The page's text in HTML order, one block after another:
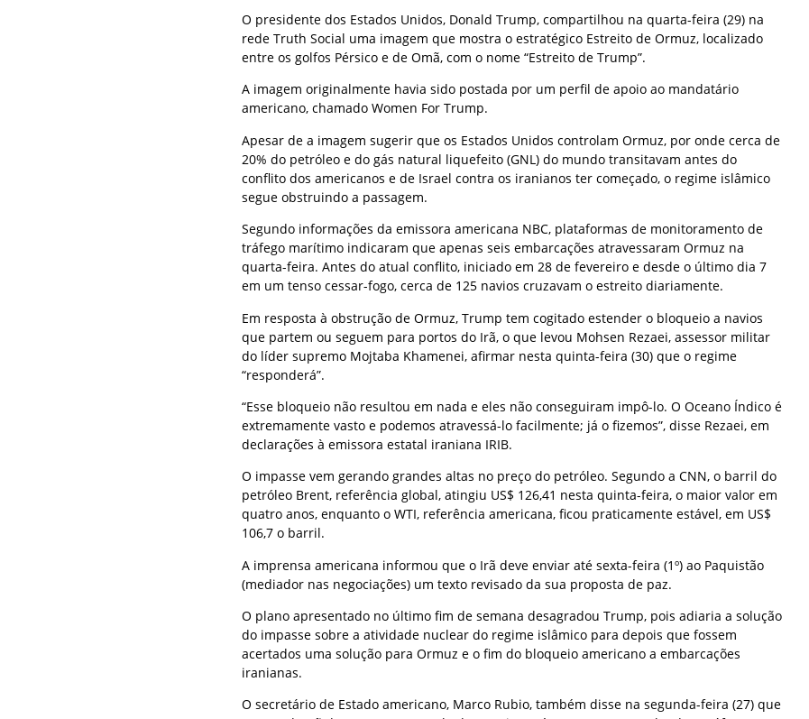
O presidente dos Estados Unidos, Donald Trump, compartilhou na quarta-feira (29) na
rede Truth Social uma imagem que mostra o estratégico Estreito de Ormuz, localizado
entre os golfos Pérsico e de Omã, com o nome “Estreito de Trump”.
A imagem originalmente havia sido postada por um perfil de apoio ao mandatário
americano, chamado Women For Trump.
Apesar de a imagem sugerir que os Estados Unidos controlam Ormuz, por onde cerca de
20% do petróleo e do gás natural liquefeito (GNL) do mundo transitavam antes do
conflito dos americanos e de Israel contra os iranianos ter começado, o regime islâmico
segue obstruindo a passagem.
Segundo informações da emissora americana NBC, plataformas de monitoramento de
tráfego marítimo indicaram que apenas seis embarcações atravessaram Ormuz na
quarta-feira. Antes do atual conflito, iniciado em 28 de fevereiro e desde o último dia 7
em um tenso cessar-fogo, cerca de 125 navios cruzavam o estreito diariamente.
Em resposta à obstrução de Ormuz, Trump tem cogitado estender o bloqueio a navios
que partem ou seguem para portos do Irã, o que levou Mohsen Rezaei, assessor militar
do líder supremo Mojtaba Khamenei, afirmar nesta quinta-feira (30) que o regime
“responderá”.
“Esse bloqueio não resultou em nada e eles não conseguiram impô-lo. O Oceano Índico é
extremamente vasto e podemos atravessá-lo facilmente; já o fizemos”, disse Rezaei, em
declarações à emissora estatal iraniana IRIB.
O impasse vem gerando grandes altas no preço do petróleo. Segundo a CNN, o barril do
petróleo Brent, referência global, atingiu US$ 126,41 nesta quinta-feira, o maior valor em
quatro anos, enquanto o WTI, referência americana, ficou praticamente estável, em US$
106,7 o barril.
A imprensa americana informou que o Irã deve enviar até sexta-feira (1º) ao Paquistão
(mediador nas negociações) um texto revisado da sua proposta de paz.
O plano apresentado no último fim de semana desagradou Trump, pois adiaria a solução
do impasse sobre a atividade nuclear do regime islâmico para depois que fossem
acertados uma solução para Ormuz e o fim do bloqueio americano a embarcações
iranianas.
O secretário de Estado americano, Marco Rubio, também disse na segunda-feira (27) que